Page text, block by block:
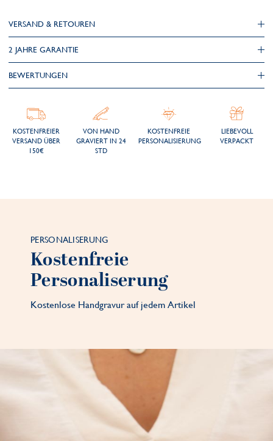
VERSAND & RETOUREN
2 JAHRE GARANTIE
BEWERTUNGEN
KOSTENFREIER
VERSAND ÜBER
150€
VON HAND
GRAVIERT IN 24
STD
KOSTENFREIE
PERSONALISIERUNG
LIEBEVOLL
VERPACKT
PERSONALISERUNG
Kostenfreie
Personaliserung
Kostenlose Handgravur auf jedem Artikel